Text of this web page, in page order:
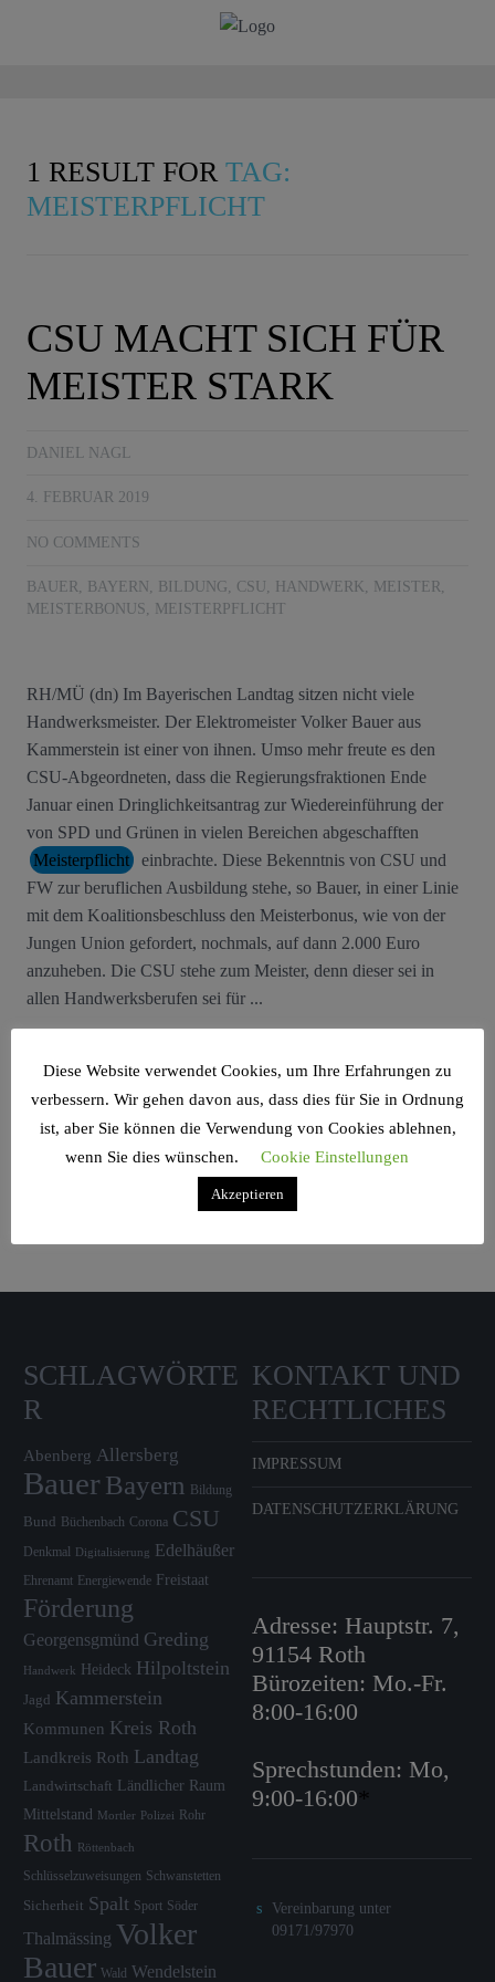
1 RESULT FOR TAG:
MEISTERPFLICHT
CSU MACHT SICH FÜR
MEISTER STARK
DANIEL NAGL
4. FEBRUAR 2019
NO COMMENTS
BAUER, BAYERN , BILDUNG, CSU, HANDWERK, MEISTER,
MEISTERBONUS, MEISTERPFLICHT
RH/MÜ (dn) Im Bayerischen Landtag sitzen nicht viele
Handwerksmeister. Der Elektromeister Volker Bauer aus
Kammerstein ist einer von ihnen. Umso mehr freute es den
CSU-Abgeordneten, dass die Regierungsfraktionen Ende
Januar einen Dringlichkeitsantrag zur Wiedereinführung der
von SPD und Grünen in vielen Bereichen abgeschafften
Meisterpflicht
einbrachte. Diese Bekenntnis von CSU und
FW zur beruflichen Ausbildung stehe, so Bauer, in einer Linie
mit dem Koalitionsbeschluss den Meisterbonus, wie von der
Jungen Union gefordert, nochmals, auf dann 2.000 Euro
anzuheben. Die CSU stehe zum Meister, denn dieser sei in
allen Handwerksberufen sei für ...
Search Sidebar Widget Area
Please login and add some widgets to this widget area.
SCHLAGWÖRTE
R
Abenberg Allersberg
Bauer Bayern Bildung
Bund Büchenbach Corona CSU
Denkmal Digitalisierung Edelhäußer
Ehrenamt Energiewende Freistaat
Förderung
Georgensgmünd Greding
Handwerk Heideck Hilpoltstein
Jagd Kammerstein
Kommunen Kreis Roth
Landkreis Roth Landtag
Landwirtschaft Ländlicher Raum
Mittelstand Mortler Polizei Rohr
Roth Röttenbach
Schlüsselzuweisungen Schwanstetten
Sicherheit Spalt Sport Söder
Thalmässing Volker
Bauer Wald Wendelstein
KONTAKT UND
RECHTLICHES
IMPRESSUM
DATENSCHUTZERKLÄRUNG
Adresse: Hauptstr. 7,
91154 Roth
Bürozeiten: Mo.-Fr.
8:00-16:00
Sprechstunden: Mo,
9:00-16:00*
Vereinbarung unter
09171/97970
Diese Website verwendet Cookies, um Ihre Erfahrungen zu
verbessern. Wir gehen davon aus, dass dies für Sie in Ordnung
ist, aber Sie können die Verwendung von Cookies ablehnen,
wenn Sie dies wünschen.
Cookie Einstellungen
Akzeptieren